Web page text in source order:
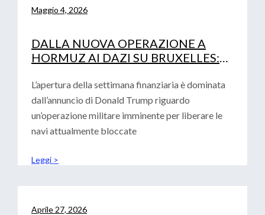
Maggio 4, 2026
DALLA NUOVA OPERAZIONE A
HORMUZ AI DAZI SU BRUXELLES:
L’apertura della settimana finanziaria è dominata
dall’annuncio di Donald Trump riguardo
un’operazione militare imminente per liberare le
navi attualmente bloccate
Leggi >
Aprile 27, 2026